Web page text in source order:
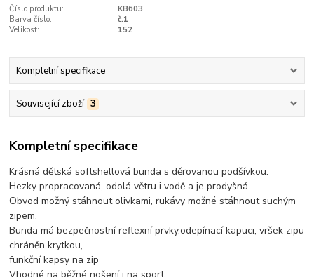
Číslo produktu:
KB603
Barva číslo:
č.1
Velikost:
152
Kompletní specifikace
Související zboží 3
Kompletní specifikace
Krásná dětská softshellová bunda s děrovanou podšívkou.
Hezky propracovaná, odolá větru i vodě a je prodyšná.
Obvod možný stáhnout olivkami, rukávy možné stáhnout suchým
zipem.
Bunda má bezpečnostní reflexní prvky,odepínací kapuci, vršek zipu
chráněn krytkou,
funkční kapsy na zip
Vhodné na běžné nošení i na sport.